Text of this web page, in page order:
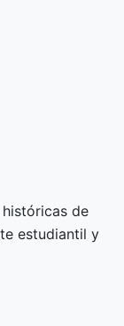
de
estudiantil y